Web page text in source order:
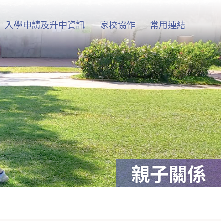
入學申請及升中資訊 家校協作 常用連結
親子關係